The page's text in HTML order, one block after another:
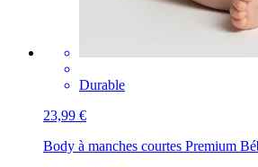
Durable
23,99 €
Body à manches courtes Premium